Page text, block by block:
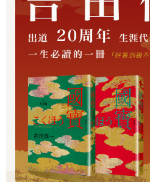
無語。
「有空就來走一趟，潘恩。」
於是潘恩與阿良不出一小時就到了
院子戲耍。小美向他跑來。阿良內
「朱莉？朱莉？」小美叫著。
潘恩做出飛機飛走的手勢。「她走
氣，在潘恩的膝頭抱了抱，然後像
去。